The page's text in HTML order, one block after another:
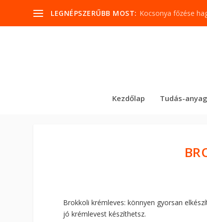
LEGNÉPSZERŰBB MOST: Kocsonya főzése
Kezdőlap Tudás-
Brokkoli krémleves: könnyen gyorsan
jó krémlevest készíthetsz.